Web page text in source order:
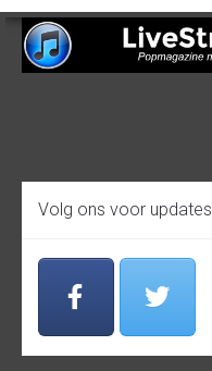
Volg ons voor updates